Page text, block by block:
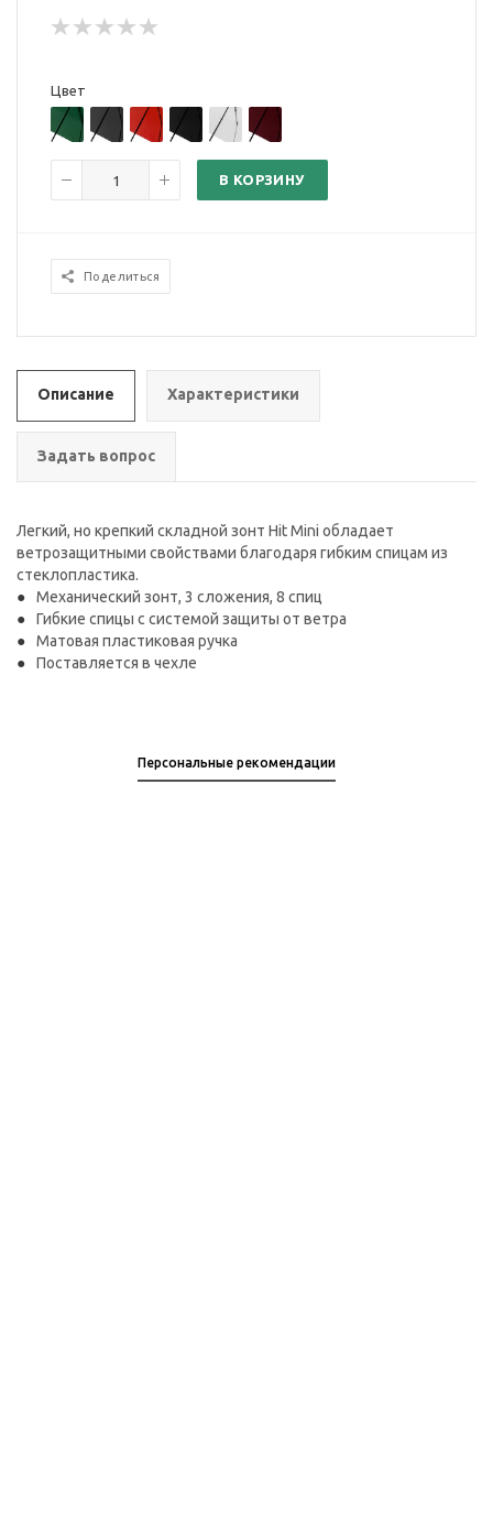
Цвет
В КОРЗИНУ
Поделиться
Описание Характеристики
Задать вопрос
Легкий, но крепкий складной зонт Hit Mini обладает
ветрозащитными свойствами благодаря гибким спицам из
стеклопластика.
Механический зонт, 3 сложения, 8 спиц
Гибкие спицы с системой защиты от ветра
Матовая пластиковая ручка
Поставляется в чехле
Персональные рекомендации